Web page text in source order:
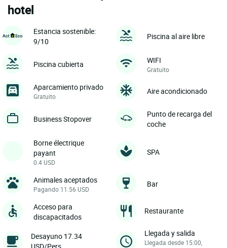
hotel
Estancia sostenible:
9/10
Piscina al aire libre
Piscina cubierta WIFI
Gratuito
Aparcamiento privado
Gratuito
Aire acondicionado
Business Stopover
Punto de recarga del
coche
Borne électrique
payant
0.4 USD
SPA
Animales aceptados
Pagando 11.56 USD
Bar
Acceso para
discapacitados
Restaurante
Desayuno 17.34
Llegada y salida
Llegada desde 15:00,